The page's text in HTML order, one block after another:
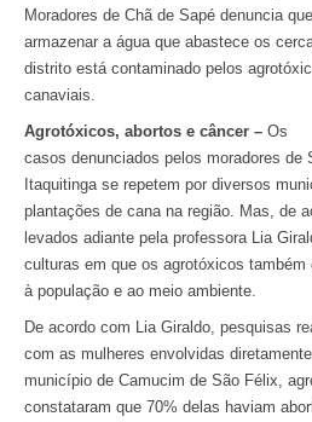
Moradores de Chã de Sapé denuncia
armazenar a água que abastece os
distrito está contaminado pelos
canaviais.
Agrotóxicos, abortos e câncer – Os
casos denunciados pelos moradores de
Itaquitinga se repetem por diversos
plantações de cana na região. Mas, de
levados adiante pela professora Lia
culturas em que os agrotóxicos
à população e ao meio ambiente.
De acordo com Lia Giraldo, pesquisas
com as mulheres envolvidas
município de Camucim de São Félix,
constataram que 70% delas haviam